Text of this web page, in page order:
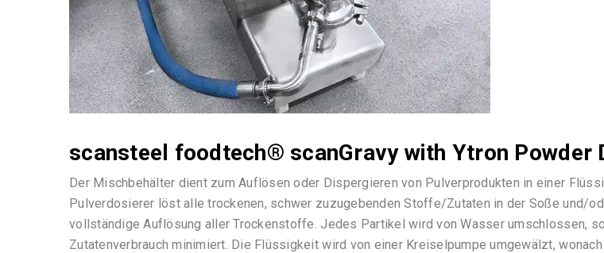
scansteel foodtech® scanGravy with Ytron Powder
Der Mischbehälter dient zum Auflösen oder Dispergieren von Pulverprodukten in einer
Pulverdosierer löst alle trockenen, schwer zuzugebenden Stoffe/Zutaten in der Soße und/
vollständige Auflösung aller Trockenstoffe. Jedes Partikel wird von Wasser umschlossen,
Zutatenverbrauch minimiert. Die Flüssigkeit wird von einer Kreiselpumpe umgewälzt,